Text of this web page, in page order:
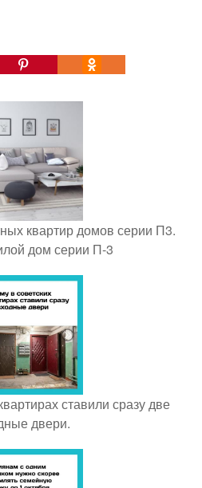
квартир домов серии П3.
дом серии П-3
ставили сразу две
двери.